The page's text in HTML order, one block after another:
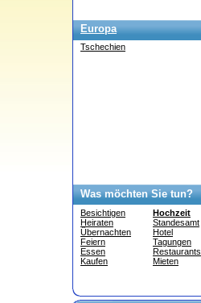
Europa
Tschechien
Was möchten Sie tun?
Besichtigen
Heiraten
Übernachten
Feiern
Essen
Kaufen
Hochzeit
Standesamt
Hotel
Tagungen
Restaurants
Mieten